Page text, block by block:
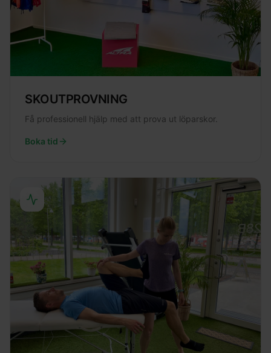
SKOUTPROVNING
Få professionell hjälp med att prova ut löparskor.
Boka tid